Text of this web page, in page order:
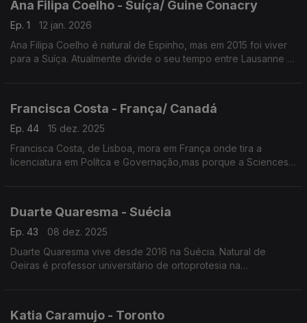
Ana Filipa Coelho - Suíça/ Guine Conacry
Ep. 1
12 jan. 2026
Ana Filipa Coelho é natural de Espinho, mas em 2015 foi viver
para a Suíça. Atualmente divide o seu tempo entre Lausanne e
Francisca Costa - França/ Canadá
Ep. 44
15 dez. 2025
Francisca Costa, de Lisboa, mora em França onde tira a
licenciatura em Polítca e Governação,mas porque a Sciences
Duarte Quaresma - Suécia
Ep. 43
08 dez. 2025
Duarte Quaresma vive desde 2016 na Suécia. Natural de
Oeiras é professor universitário de ortoprotesia na
Katia Caramujo - Toronto